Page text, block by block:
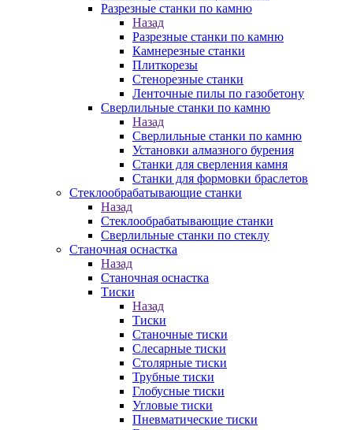
Разрезные станки по камню
Назад
Разрезные станки по камню
Камнерезные станки
Плиткорезы
Стенорезные станки
Ленточные пилы по газобетону
Сверлильные станки по камню
Назад
Сверлильные станки по камню
Установки алмазного бурения
Станки для сверления камня
Станки для формовки браслетов
Стеклообрабатывающие станки
Назад
Стеклообрабатывающие станки
Сверлильные станки по стеклу
Станочная оснастка
Назад
Станочная оснастка
Тиски
Назад
Тиски
Станочные тиски
Слесарные тиски
Столярные тиски
Трубные тиски
Глобусные тиски
Угловые тиски
Пневматические тиски